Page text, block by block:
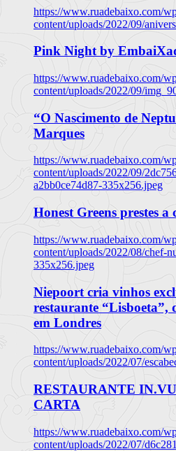
https://www.ruadebaixo.com/
content/uploads/2022/09/
Pink Night by
https://www.ruadebaixo.com/
content/uploads/2022/09/
“O Nascimento de
Marques
https://www.ruadebaixo.com/
content/uploads/2022/09/
a2bb0ce74d87-335x256.jpeg
Honest Greens prestes
https://www.ruadebaixo.com/
content/uploads/2022/08/chef-
335x256.jpeg
Niepoort cria vinhos
restaurante “Lisboeta”,
em Londres
https://www.ruadebaixo.com/
content/uploads/2022/07/
RESTAURANTE
CARTA
https://www.ruadebaixo.com/
content/uploads/2022/07/